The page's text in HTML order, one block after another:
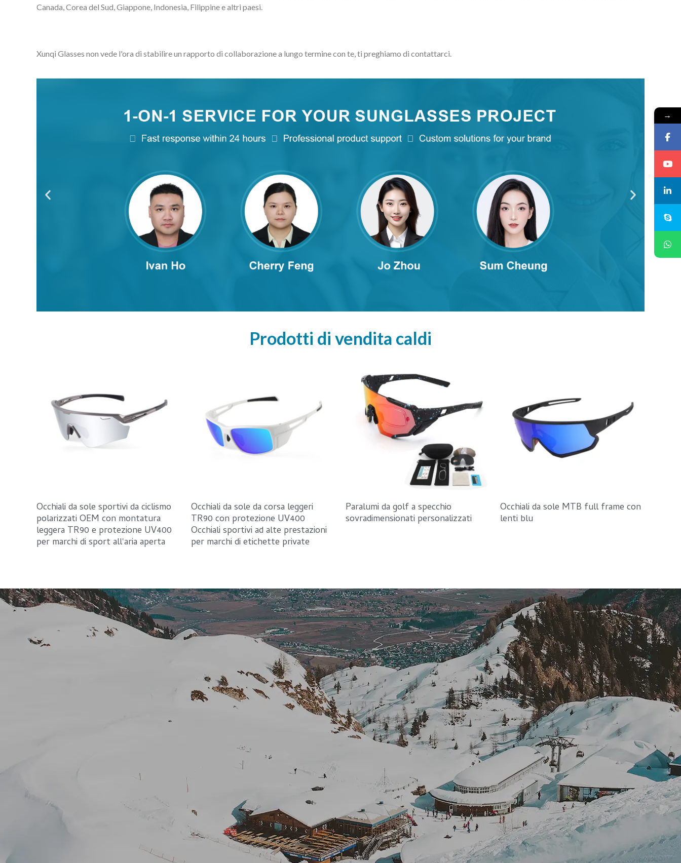
Canada, Corea del Sud, Giappone, Indonesia, Filippine e altri paesi.
Xunqi Glasses non vede l'ora di stabilire un rapporto di collaborazione a lungo termine con te, ti preghiamo di contattarci.
Prodotti di vendita caldi
Occhiali da sole sportivi da ciclismo
polarizzati OEM con montatura
leggera TR90 e protezione UV400
per marchi di sport all'aria aperta
Occhiali da sole da corsa leggeri
TR90 con protezione UV400
Occhiali sportivi ad alte prestazioni
per marchi di etichette private
Paralumi da golf a specchio
sovradimensionati personalizzati
Occhiali da sole MTB full frame con
lenti blu
→